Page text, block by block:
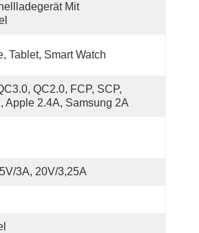
Mit
Tablet, Smart Watch
QC2.0, FCP, SCP,
Apple 2.4A, Samsung 2A
3A, 20V/3,25A